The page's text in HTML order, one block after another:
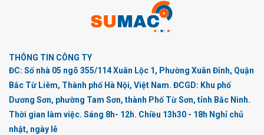
THÔNG TIN CÔNG TY
ĐC: Số nhà 05 ngõ 355/114 Xuân Lộc 1, Phường Xuân Đỉnh, Quận
Bắc Từ Liêm, Thành phố Hà Nội, Việt Nam. ĐCGD: Khu phố
Dương Sơn, phường Tam Sơn, thành Phố Từ Sơn, tỉnh Bắc Ninh.
Thời gian làm việc. Sáng 8h- 12h. Chiều 13h30 - 18h Nghỉ chủ
nhật, ngày lễ